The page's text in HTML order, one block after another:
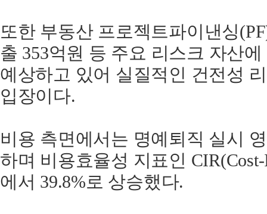
또한 부동산 프로젝트파이낸싱
출 353억원 등 주요 리스크 자산
예상하고 있어 실질적인 건전성
입장이다.
비용 측면에서는 명예퇴직 실시
하며 비용효율성 지표인 CIR(Cost-
에서 39.8%로 상승했다.